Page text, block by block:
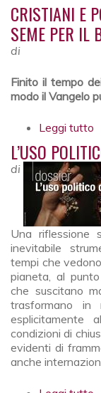
CRISTIANI E
SEME PER IL
di
Finito il tempo
modo il Vangelo
Leggi tutto
L’USO
di
Una riflessione
inevitabile
tempi che
pianeta, al
che suscitano
trasformano in
esplicitamente
condizioni di
evidenti di
anche